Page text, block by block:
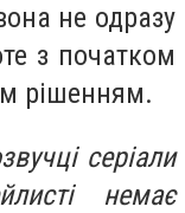
не одразу
з початком
рішенням.
серіали
немає